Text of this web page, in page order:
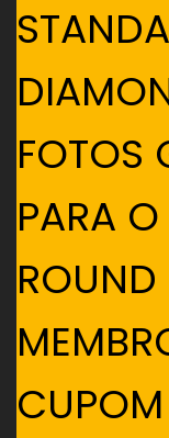
FOTOS
PARA
ROUND